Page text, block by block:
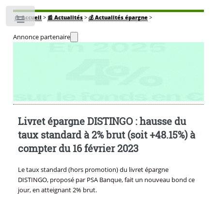
🏠Accueil > 📰 Actualités> 💰 Actualités épargne>
Annonce partenaire
Livret épargne DISTINGO : hausse du
taux standard à 2% brut (soit +48.15%) à
compter du 16 février 2023
Le taux standard (hors promotion) du livret épargne
DISTINGO, proposé par PSA Banque, fait un nouveau bond ce
jour, en atteignant 2% brut.
Toggle